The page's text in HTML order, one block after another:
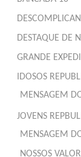
DESTAQUE DE
GRANDE
IDOSOS
MENSAGEM
JOVENS
MENSAGEM
NOSSOS